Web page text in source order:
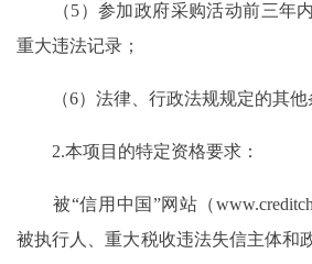
（5）参加政府采购活动前三年内
重大违法记录；
（6）法律、行政法规规定的其他
2.本项目的特定资格要求：
被“信用中国”网站（
被执行人、重大税收违法失信主体和